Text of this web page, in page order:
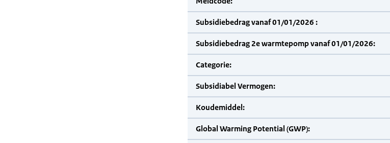
Subsidiebedrag vanaf 01/01/2026 :
Subsidiebedrag 2e warmtepomp vanaf 01/01/2026:
Categorie:
Subsidiabel Vermogen:
Koudemiddel:
Global Warming Potential (GWP):